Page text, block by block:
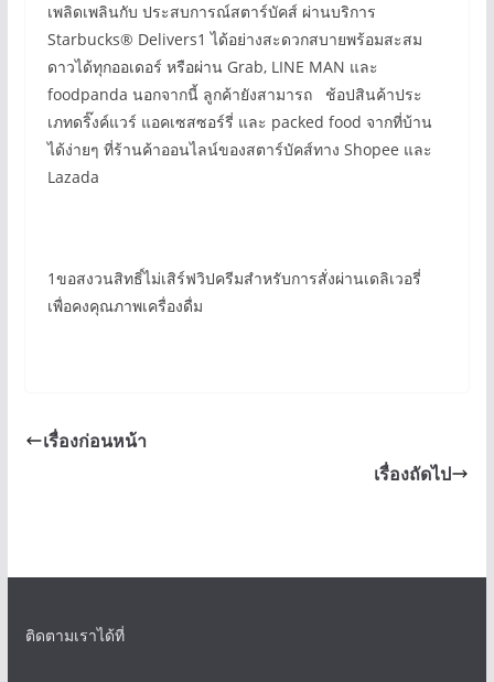
เพลิดเพลินกับ ประสบการณ์สตาร์บัคส์ ผ่านบริการ
Starbucks® Delivers1 ได้อย่างสะดวกสบายพร้อมสะสม
ดาวได้ทุกออเดอร์ หรือผ่าน Grab, LINE MAN และ
foodpanda นอกจากนี้ ลูกค้ายังสามารถ ช้อปสินค้าประ
เภทดริ๊งค์แวร์ แอคเซสซอร์รี่ และ packed food จากที่บ้าน
ได้ง่ายๆ ที่ร้านค้าออนไลน์ของสตาร์บัคส์ทาง Shopee และ
Lazada
1ขอสงวนสิทธิ์ไม่เสิร์ฟวิปครีมสำหรับการสั่งผ่านเดลิเวอรี่
เพื่อคงคุณภาพเครื่องดื่ม
เรื่องก่อนหน้า
เรื่องถัดไป
ติดตามเราได้ที่